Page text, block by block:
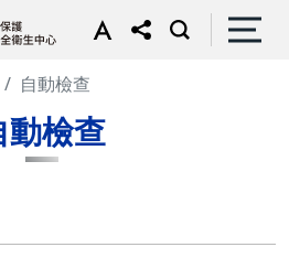
自動檢查
動檢查